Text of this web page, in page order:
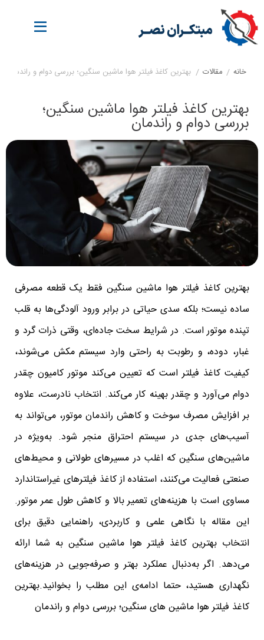
خانه / مقالات / بهترین کاغذ فیلتر هوا ماشین سنگین؛ بررسی دوام و راندمان
بهترین کاغذ فیلتر هوا ماشین سنگین؛
بررسی دوام و راندمان
بهترین کاغذ فیلتر هوا ماشین سنگین فقط یک قطعه مصرفی
ساده نیست؛ بلکه سدی حیاتی در برابر ورود آلودگی‌ها به قلب
تپنده موتور است. در شرایط سخت جاده‌ای، وقتی ذرات گرد و
غبار، دوده، و رطوبت به راحتی وارد سیستم مکش می‌شوند،
کیفیت کاغذ فیلتر است که تعیین می‌کند موتور کامیون چقدر
دوام می‌آورد و چقدر بهینه کار می‌کند. انتخاب نادرست، علاوه
بر افزایش مصرف سوخت و کاهش راندمان موتور، می‌تواند به
آسیب‌های جدی در سیستم احتراق منجر شود. به‌ویژه در
ماشین‌های سنگین که اغلب در مسیرهای طولانی و محیط‌های
صنعتی فعالیت می‌کنند، استفاده از کاغذ فیلترهای غیراستاندارد
مساوی است با هزینه‌های تعمیر بالا و کاهش طول عمر موتور.
این مقاله با نگاهی علمی و کاربردی، راهنمایی دقیق برای
انتخاب بهترین کاغذ فیلتر هوا ماشین سنگین به شما ارائه
می‌دهد. اگر به‌دنبال عملکرد بهتر و صرفه‌جویی در هزینه‌های
نگهداری هستید، حتما ادامه‌ی این مطلب را بخوانید.بهترین
کاغذ فیلتر هوا ماشین‌ های سنگین؛ بررسی دوام و راندمان